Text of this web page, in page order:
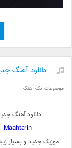
دانلود آهنگ
موضوعات:تک آهنگ
دانلود آهنگ
Maahtarin
موزیک جدید و بسیار